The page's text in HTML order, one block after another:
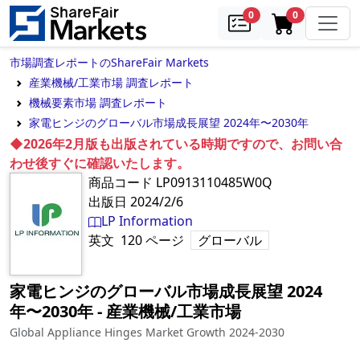
0samples0in cart
市場調査レポートのShareFair Markets
産業機械/工業市場 調査レポート
機械要素市場 調査レポート
家電ヒンジのグローバル市場成長展望 2024年〜2030年
◆2026年2月版も出版されている時期ですので、お問い合
わせ後すぐに確認いたします。
商品コード LP0913110485W0Q
出版日 2024/2/6
LP Information
英文 120ページ グローバル
家電ヒンジのグローバル市場成長展望 2024
年〜2030年‐ 産業機械/工業市場
Global Appliance Hinges Market Growth 2024-2030